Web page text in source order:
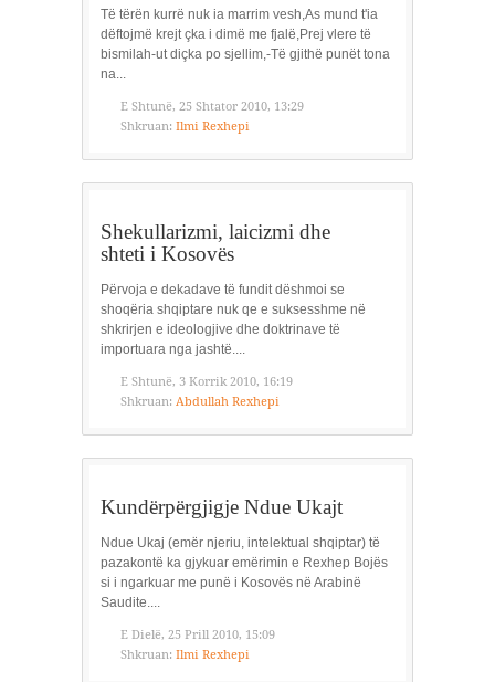
Të tërën kurrë nuk ia marrim vesh,As mund t'ia
dëftojmë krejt çka i dimë me fjalë,Prej vlere të
bismilah-ut diçka po sjellim,-Të gjithë punët tona
na...
E Shtunë, 25 Shtator 2010, 13:29
Shkruan: Ilmi Rexhepi
Shekullarizmi, laicizmi dhe
shteti i Kosovës
Përvoja e dekadave të fundit dëshmoi se
shoqëria shqiptare nuk qe e suksesshme në
shkrirjen e ideologjive dhe doktrinave të
importuara nga jashtë....
E Shtunë, 3 Korrik 2010, 16:19
Shkruan: Abdullah Rexhepi
Kundërpërgjigje Ndue Ukajt
Ndue Ukaj (emër njeriu, intelektual shqiptar) të
pazakontë ka gjykuar emërimin e Rexhep Bojës
si i ngarkuar me punë i Kosovës në Arabinë
Saudite....
E Dielë, 25 Prill 2010, 15:09
Shkruan: Ilmi Rexhepi